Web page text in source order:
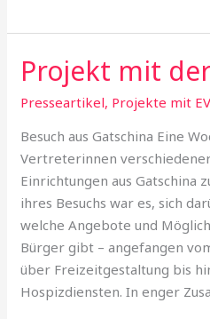
Projekt mit
Presseartikel, Projekte mit
Besuch aus Gatschina Eine
Vertreterinnen
Einrichtungen aus Gatschina
ihres Besuchs war es, sich
welche Angebote und
Bürger gibt – angefangen
über Freizeitgestaltung bis
Hospizdiensten. In enger
Projekt
mit
der
Stiftung
EVZ